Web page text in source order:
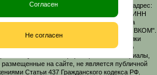
«ГАЗОНОВКОМ» Юридический адрес:
д. 100, стр. 2, этаж 01, помещение 3106 ИНН
1167746161219. Все материалы сайта
правом и принадлежат ООО "ГАЗОНОВКОМ".
сайта без активной гиперссылки
и его содержимое носит исключительно
каких условиях информационные материалы,
размещенные на сайте, не является публичной
Статьи 437 Гражданского кодекса РФ.
Согласен
Не согласен